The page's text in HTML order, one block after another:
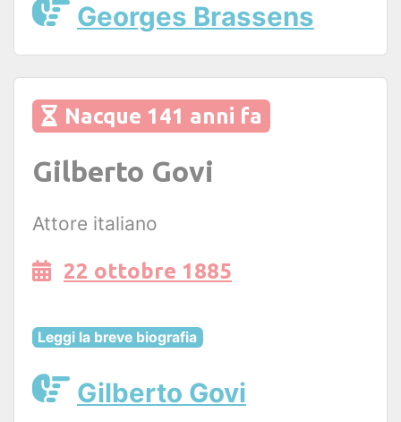
Georges Brassens
Nacque 141 anni fa
Gilberto Govi
Attore italiano
22 ottobre 1885
Leggi la breve biografia
Gilberto Govi